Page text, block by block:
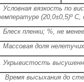
Условная вязкость по
(20,0±0,5)º
Блеск пленки; %, не менее
Массовая доля
Укрывистость
Время высыхания до